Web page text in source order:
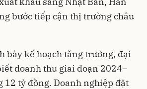
bước tiếp cận thị trường châu
bày kế hoạch tăng trưởng, đại
doanh thu giai đoạn 2024–
12 tỷ đồng. Doanh nghiệp đặt